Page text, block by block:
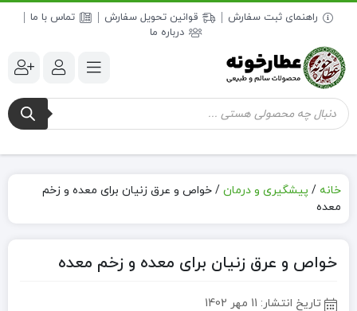
راهنمای ثبت سفارش قوانین تحویل سفارش
تماس با ما
درباره ما
جستجوی
محصولات
خانه / پیشگیری و درمان / خواص و عرق زنیان برای معده و زخم
معده
خواص و عرق زنیان برای معده و زخم معده
تاریخ انتشار: 11 مهر 1402